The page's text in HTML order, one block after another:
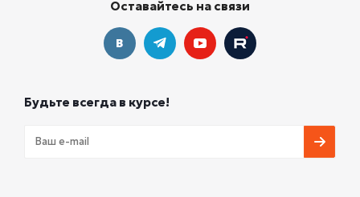
Оставайтесь на связи
Будьте всегда в курсе!